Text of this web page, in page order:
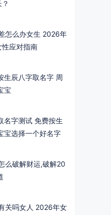
怎么办女生 2026年
应对指南
生辰八字取名字 周
宝
名字测试 免费按生
宝选择一个好名字
么破解财运,破解20
关吗女人 2026年女